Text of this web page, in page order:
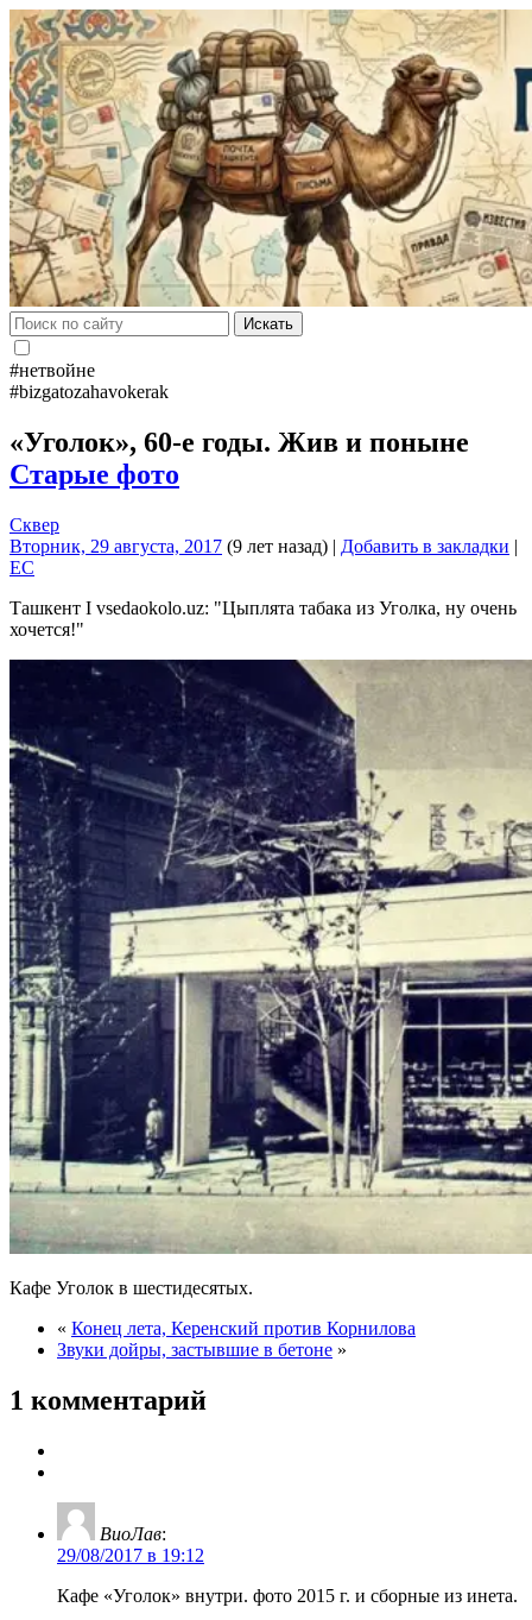
Искать
#нетвойне
#bizgatozahavokerak
«Уголок», 60-е годы. Жив и поныне
Старые фото
Сквер
Вторник, 29 августа, 2017 (9 лет назад) | Добавить в закладки |
EC
Ташкент I vsedaokolo.uz:
Цыплята табака из Уголка, ну очень
хочется!
Кафе Уголок в шестидесятых.
« Конец лета, Керенский против Корнилова
Звуки дойры, застывшие в бетоне »
1 комментарий
ВиоЛав:
29/08/2017 в 19:12
Кафе «Уголок» внутри. фото 2015 г. и сборные из инета.